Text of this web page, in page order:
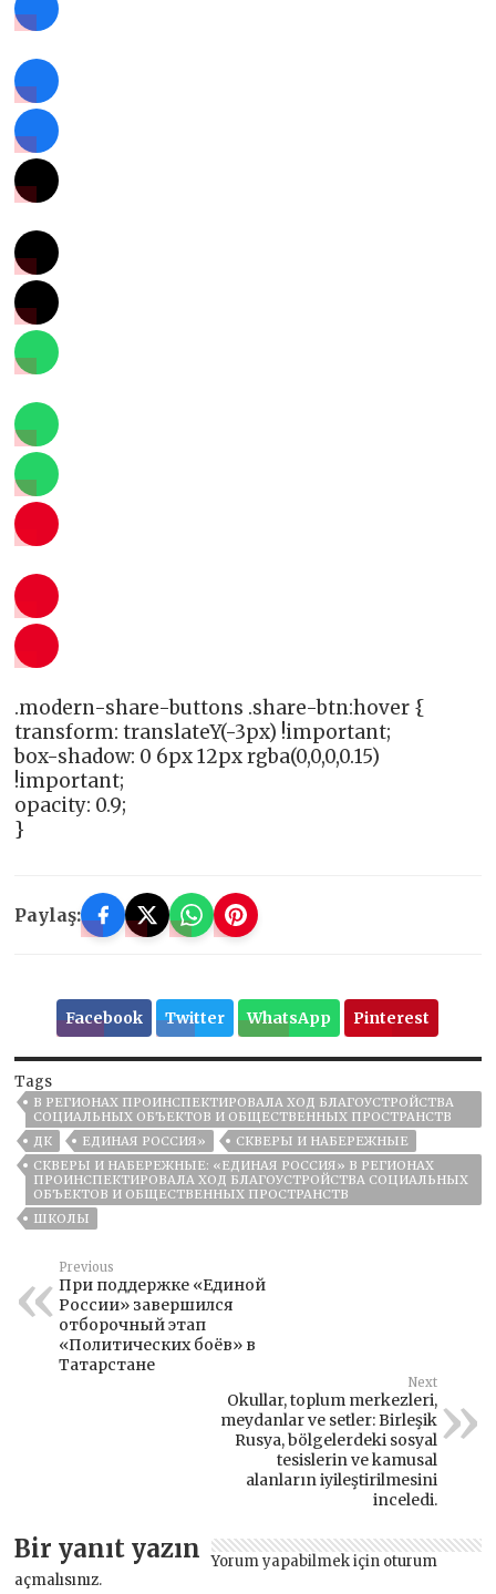
.modern-share-buttons .share-btn:hover {
transform: translateY(-3px) !important;
box-shadow: 0 6px 12px rgba(0,0,0,0.15)
!important;
opacity: 0.9;
}
Paylaş:
Facebook Twitter WhatsApp Pinterest
Tags
В РЕГИОНАХ ПРОИНСПЕКТИРОВАЛА ХОД БЛАГОУСТРОЙСТВА
СОЦИАЛЬНЫХ ОБЪЕКТОВ И ОБЩЕСТВЕННЫХ ПРОСТРАНСТВ
ДК
ЕДИНАЯ РОССИЯ»
СКВЕРЫ И НАБЕРЕЖНЫЕ
СКВЕРЫ И НАБЕРЕЖНЫЕ: «ЕДИНАЯ РОССИЯ» В РЕГИОНАХ
ПРОИНСПЕКТИРОВАЛА ХОД БЛАГОУСТРОЙСТВА СОЦИАЛЬНЫХ
ОБЪЕКТОВ И ОБЩЕСТВЕННЫХ ПРОСТРАНСТВ
ШКОЛЫ
Previous
При поддержке «Единой
России» завершился
отборочный этап
«Политических боёв» в
Татарстане
Next
Okullar, toplum merkezleri,
meydanlar ve setler: Birleşik
Rusya, bölgelerdeki sosyal
tesislerin ve kamusal
alanların iyileştirilmesini
inceledi.
Bir yanıt yazın Yorum yapabilmek için oturum
açmalısınız.